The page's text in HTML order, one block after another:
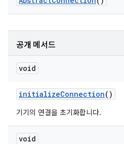
공개 메서드
void
initializeConnection()
기기의 연결을 초기화합니다.
void